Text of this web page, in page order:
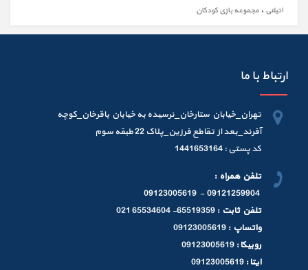
اتیلنی ، مجموعه بازی کودکان
ارتباط با ما
تهران_خیابان ستارخان_نرسیده به خیابان باقرخان_کوچه
آفرند_بعد از تقاطع فرزین_پلاک 22 طبقه سوم
کد پستی : 1441653164
تلفن همراه :
09121259904 - 09123005619
تلفن ثابت : 65519359- 65534604 021
واتساپ : 09123005619
روبیکا : 09123005619
ایتا : 09123005619